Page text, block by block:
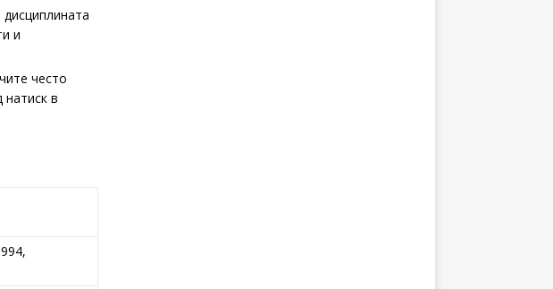
и
често
натиск в